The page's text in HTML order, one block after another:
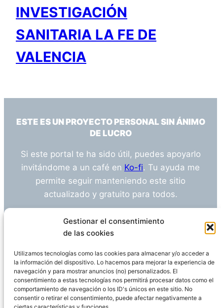
Gestionar el consentimiento
de las cookies
Utilizamos tecnologías como las cookies para almacenar y/o acceder a
la información del dispositivo. Lo hacemos para mejorar la experiencia de
navegación y para mostrar anuncios (no) personalizados. El
consentimiento a estas tecnologías nos permitirá procesar datos como el
comportamiento de navegación o los ID's únicos en este sitio. No
consentir o retirar el consentimiento, puede afectar negativamente a
INVESTIGACIÓN
SANITARIA LA FE DE
VALENCIA
ESTE ES UN PROYECTO PERSONAL SIN ÁNIMO
DE LUCRO
Si este portal te ha sido útil, puedes apoyarlo
invitándome a un café en Ko-fi. Tu ayuda me
permite seguir manteniendo este sitio
actualizado y gratuito para todos.
¿Tienes alguna duda o sugerencia? Escríbeme
info@empleosanitarioinvestigacion.es
Descargo de Responsabilidad
Declaración de Privacidad Política de cookies